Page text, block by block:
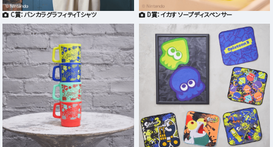
C賞：バンカラグラフィティTシャツ D賞：イカす ソープディスペンサー